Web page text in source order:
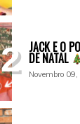
2 JACK E O
DE NATAL
Novembro